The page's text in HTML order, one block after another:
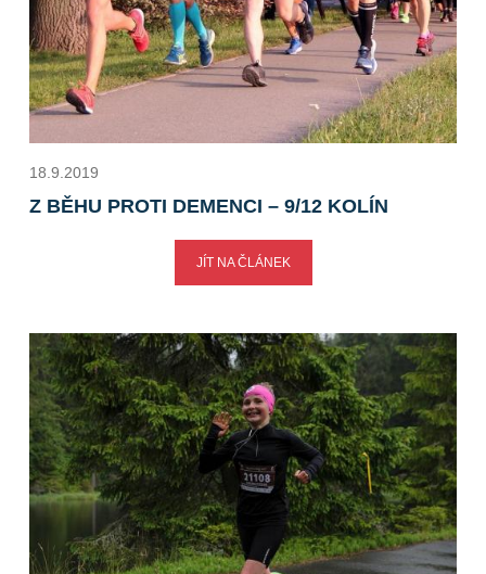
18.9.2019
Z BĚHU PROTI DEMENCI – 9/12 KOLÍN
JÍT NA ČLÁNEK